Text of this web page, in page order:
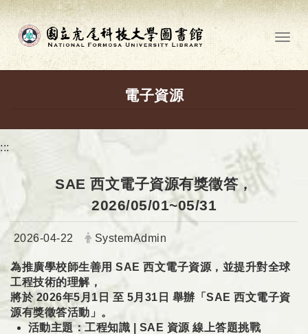
跳到主要內容
電子資源
:::
SAE 西文電子資源有獎徵答，
2026/05/01~05/31
日期：
2026-04-22 發布者：
SystemAdmin
為推廣學校師生善用 SAE 西文電子資源，並提升對全球
工程技術的理解，
將於 2026年5月1日 至 5月31日 舉辦「SAE 西文電子資
源有獎徵答活動」。
活動主題：工程知識 | SAE 資源 線上答題挑戰